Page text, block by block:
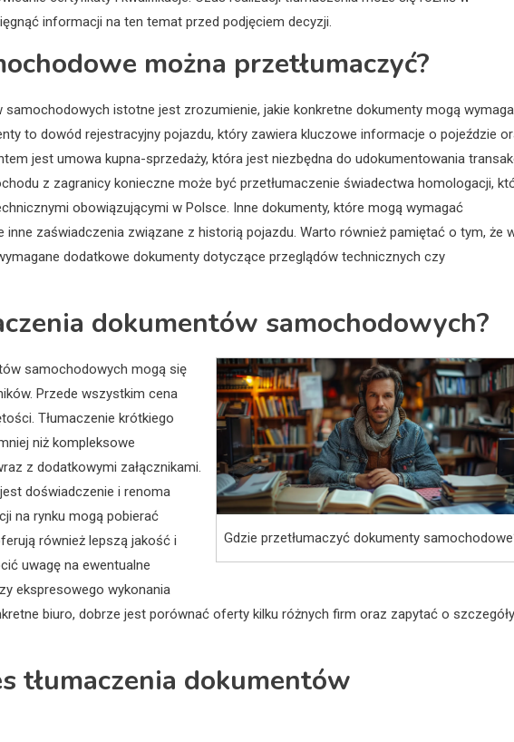
informacji na ten temat przed podjęciem decyzji.
można przetłumaczyć?
istotne jest zrozumienie, jakie konkretne dokumenty mogą
to dowód rejestracyjny pojazdu, który zawiera kluczowe informacje o pojeździe
jest umowa kupna-sprzedaży, która jest niezbędna do udokumentowania
z zagranicy konieczne może być przetłumaczenie świadectwa homologacji,
obowiązującymi w Polsce. Inne dokumenty, które mogą wymagać
zaświadczenia związane z historią pojazdu. Warto również pamiętać o tym, że
dodatkowe dokumenty dotyczące przeglądów technicznych czy
dokumentów samochodowych?
Gdzie przetłumaczyć dokumenty
samochodowych mogą się
Przede wszystkim cena
Tłumaczenie krótkiego
niż kompleksowe
z dodatkowymi załącznikami.
doświadczenie i renoma
na rynku mogą pobierać
również lepszą jakość i
uwagę na ewentualne
ekspresowego wykonania
biuro, dobrze jest porównać oferty kilku różnych firm oraz zapytać o szczegóły
tłumaczenia dokumentów